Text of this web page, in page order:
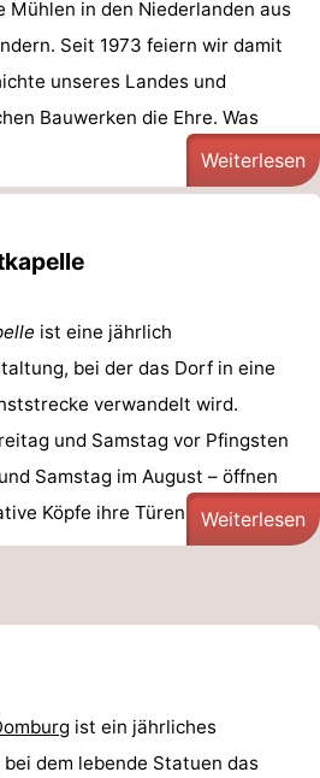
Mühlen in den Niederlanden aus
Seit 1973 feiern wir damit
unseres Landes und
Bauwerken die Ehre. Was
Weiterlesen
ist eine jährlich
bei der das Dorf in eine
verwandelt wird.
und Samstag vor Pfingsten
Samstag im August – öffnen
Köpfe ihre Türen, um ihre ...
Weiterlesen
ist ein jährliches
dem lebende Statuen das